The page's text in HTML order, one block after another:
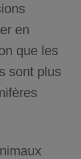
en
que les
sont plus